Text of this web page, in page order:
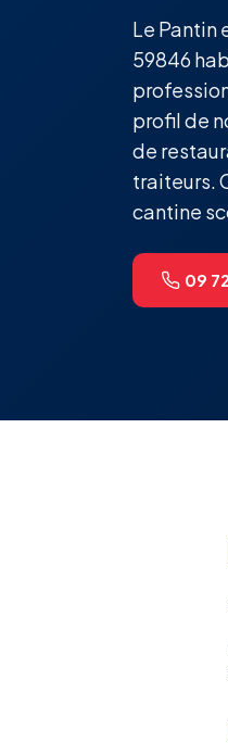
Le Pantin
59846
profil de
de
traiteurs.
cantine
09